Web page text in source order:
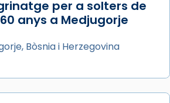
de juliol, ha tingut lloc la
gràcies en agraïment al
de la visita apostòlica
XIV a Barcelona, i als
la Catedral de Barcelona.
per a solters de
anys a Medjugorje
Bòsnia i Herzegovina